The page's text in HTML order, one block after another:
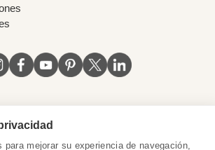
| Certificado de Singapur |
para mejorar su experiencia de navegación,